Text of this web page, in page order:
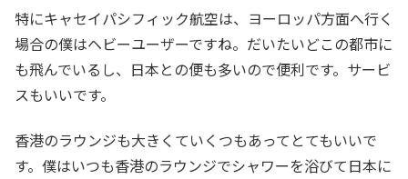
特にキャセイパシフィック航空は、ヨーロッパ方面へ行く
場合の僕はヘビーユーザーですね。だいたいどこの都市に
も飛んでいるし、日本との便も多いので便利です。サービ
スもいいです。
香港のラウンジも大きくていくつもあってとてもいいで
す。僕はいつも香港のラウンジでシャワーを浴びて日本に